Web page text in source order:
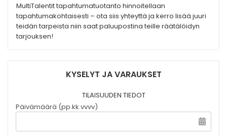
MultiTalentit tapahtumatuotanto hinnoitellaan
tapahtumakohtaisesti – ota siis yhteyttä ja kerro lisää juuri
teidän tarpeista niin saat paluupostina teille räätälöidyn
tarjouksen!
KYSELYT JA VARAUKSET
TILAISUUDEN TIEDOT
Päivämäärä (pp.kk.vvvv)